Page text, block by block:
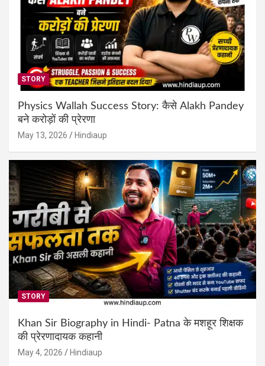
STORY
Physics Wallah Success Story: कैसे Alakh Pandey
बने करोड़ों की प्रेरणा
May 13, 2026 Hindiaup
STORY
Khan Sir Biography in Hindi- Patna के मशहूर शिक्षक
की प्रेरणादायक कहानी
May 4, 2026 Hindiaup